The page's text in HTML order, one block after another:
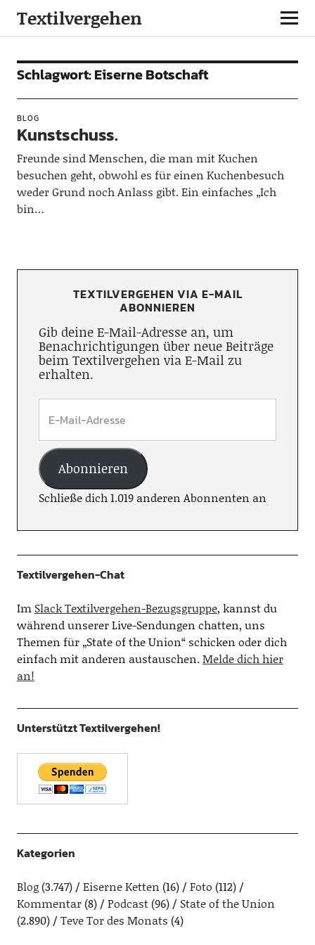
Textilvergehen
Schlagwort:Eiserne Botschaft
BLOG
Kunstschuss.
Freunde sind Menschen, die man mit Kuchen
besuchen geht, obwohl es für einen Kuchenbesuch
weder Grund noch Anlass gibt. Ein einfaches „Ich
bin…
TEXTILVERGEHEN VIA E-MAIL
ABONNIEREN
Gib deine E-Mail-Adresse an, um
Benachrichtigungen über neue Beiträge
beim Textilvergehen via E-Mail zu
erhalten.
Abonnieren
Schließe dich 1.019 anderen Abonnenten an
Textilvergehen-Chat
Im Slack Textilvergehen-Bezugsgruppe, kannst du
während unserer Live-Sendungen chatten, uns
Themen für „State of the Union“ schicken oder dich
einfach mit anderen austauschen.Melde dich hier
an!
Unterstützt Textilvergehen!
Kategorien
Blog(3.747) Eiserne Ketten (16) Foto (112)
Kommentar(8) Podcast(96)
State of the Union
(2.890)
Teve Tor des Monats (4)